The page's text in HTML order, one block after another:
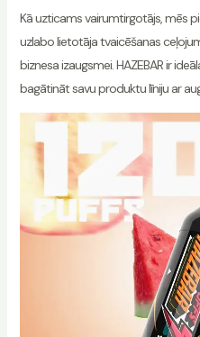
Kā uzticams vairumtirgotājs, mēs
uzlabo lietotāja tvaicēšanas
biznesa izaugsmei. HAZEBAR ir
bagātināt savu produktu līniju ar